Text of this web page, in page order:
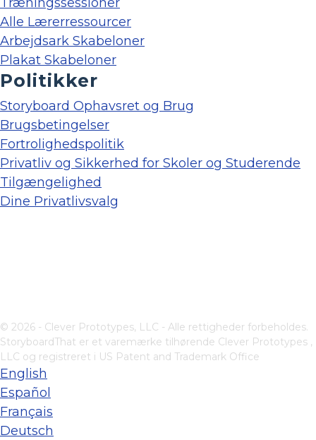
Alle Lærerressourcer
Arbejdsark Skabeloner
Plakat Skabeloner
Politikker
Storyboard Ophavsret og Brug
Brugsbetingelser
Fortrolighedspolitik
Privatliv og Sikkerhed for Skoler og Studerende
Tilgængelighed
Dine Privatlivsvalg
© 2026 - Clever Prototypes, LLC - Alle rettigheder forbeholdes.
StoryboardThat er et varemærke tilhørende Clever Prototypes ,
LLC og registreret i US Patent and Trademark Office
English
Español
Français
Deutsch